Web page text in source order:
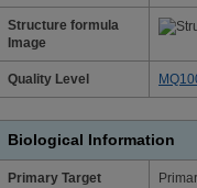
Structure formula
Image
Quality Level
Biological Information
Primary Target